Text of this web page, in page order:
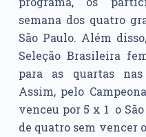
semana dos quatro
São Paulo. Além
Seleção Brasileira
para as quartas
Assim, pelo
venceu por 5 x 1 o
de quatro sem vencer